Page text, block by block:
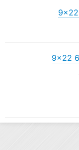
9×22
9×22